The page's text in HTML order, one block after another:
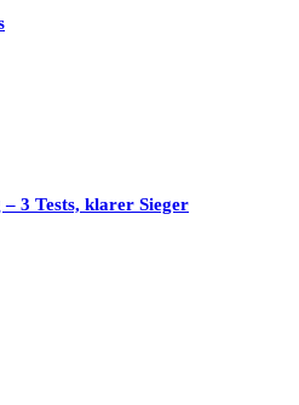
3 Tests, klarer Sieger